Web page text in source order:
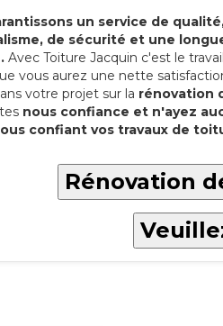
un service de
de sécurité et une
Avec Toiture Jacquin c'est le
vous aurez une nette
votre projet sur la rénovation
nous confiance et n'ayez
confiant vos travaux de
Rénovation